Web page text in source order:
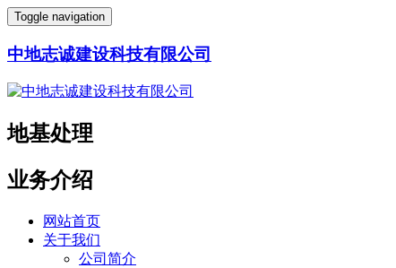
Toggle navigation
中地志诚建设科技有限公司
地基处理
业务介绍
网站首页
关于我们
公司简介